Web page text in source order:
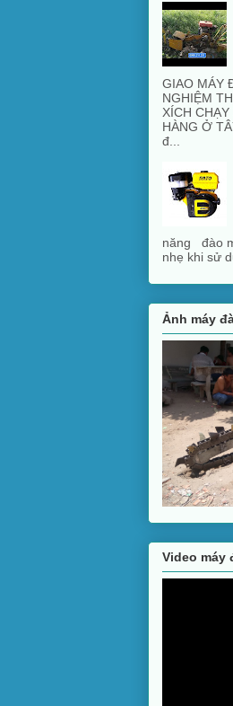
GIAO MÁY
NGHIỆM
XÍCH
HÀNG Ở
đ...
năng đào
nhẹ khi sử
Ảnh máy
Video máy